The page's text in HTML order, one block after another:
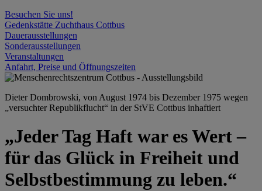
Besuchen Sie uns!
Gedenkstätte Zuchthaus Cottbus
Dauerausstellungen
Sonderausstellungen
Veranstaltungen
Anfahrt, Preise und Öffnungszeiten
Dieter Dombrowski, von August 1974 bis Dezember 1975 wegen
„versuchter Republikflucht“ in der StVE Cottbus inhaftiert
„Jeder Tag Haft war es Wert –
für das Glück in Freiheit und
Selbstbestimmung zu leben.“